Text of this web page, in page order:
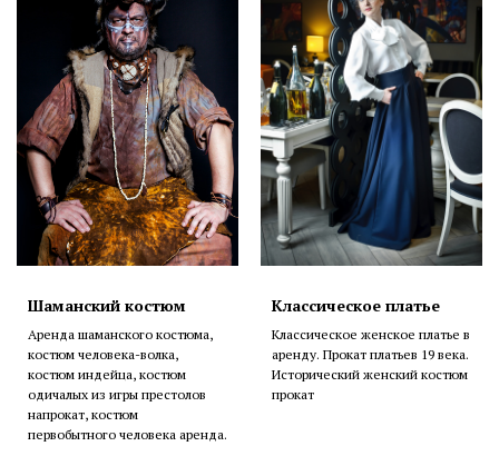
Шаманский костюм
Аренда шаманского костюма,
костюм человека-волка,
костюм индейца, костюм
одичалых из игры престолов
напрокат, костюм
первобытного человека аренда.
Классическое платье
Классическое женское платье в
аренду. Прокат платьев 19 века.
Исторический женский костюм
прокат